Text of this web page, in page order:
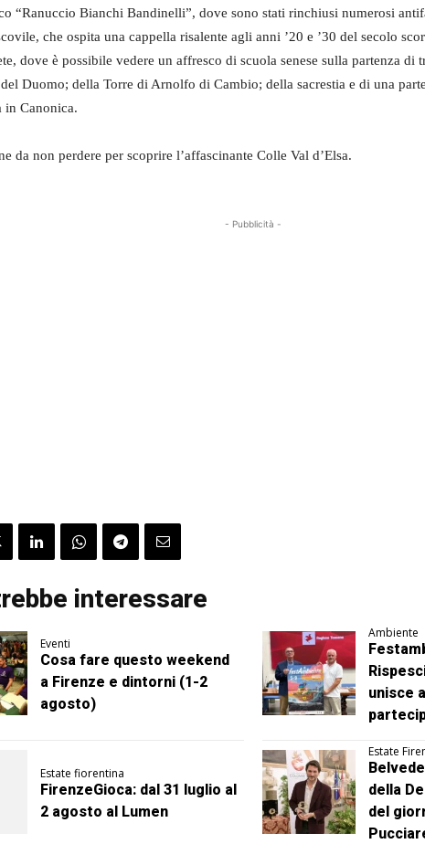
“Ranuccio Bianchi Bandinelli”, dove sono stati rinchiusi numerosi
che ospita una cappella risalente agli anni ’20 e ’30 del secolo
dove è possibile vedere un affresco di scuola senese sulla partenza di
Duomo; della Torre di Arnolfo di Cambio; della sacrestia e di una
in Canonica.
da non perdere per scoprire l’affascinante Colle Val d’Elsa.
- Pubblicità -
interessare
Eventi
Cosa fare questo weekend
a Firenze e dintorni (1-2
agosto)
Ambiente
unisce
Estate fiorentina
FirenzeGioca: dal 31 luglio al
2 agosto al Lumen
Estate
della
del